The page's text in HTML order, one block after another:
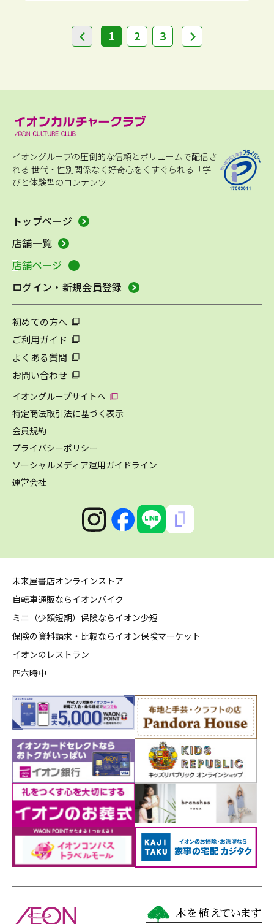
1 2 3
イオングループの圧倒的な信頼とボリュームで配信さ
れる 世代・性別関係なく好奇心をくすぐられる「学
びと体験型のコンテンツ」
トップページ
店舗一覧
店舗ページ
ログイン・新規会員登録
初めての方へ
ご利用ガイド
よくある質問
お問い合わせ
イオングループサイトへ
特定商法取引法に基づく表示
会員規約
プライバシーポリシー
ソーシャルメディア運用ガイドライン
運営会社
未来屋書店オンラインストア
自転車通販ならイオンバイク
ミニ（少額短期）保険ならイオン少短
保険の資料請求・比較ならイオン保険マーケット
イオンのレストラン
四六時中